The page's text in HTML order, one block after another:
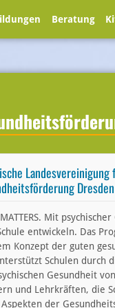
Beratung
Landesvereinigung
Dresden
Mit
entwickeln. Das
Konzept der guten
Schulen durch
Gesundheit
und Lehrkräften, die
der